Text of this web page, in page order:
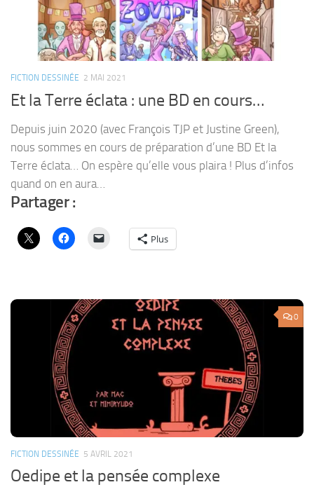
FICTION DESSINÉE 2 MAI 2021
Et la Terre éclata : une BD en cours…
Depuis juin 2020 (avec François TJP et Justine Green),
nous sommes en cours de préparation d’une BD Et la
Terre éclata… On espère qu’elle vous plaira ! Plus d’infos
quand on en aura…
Partager :
Plus
0
FICTION DESSINÉE 5 AVRIL 2021
Oedipe et la pensée complexe